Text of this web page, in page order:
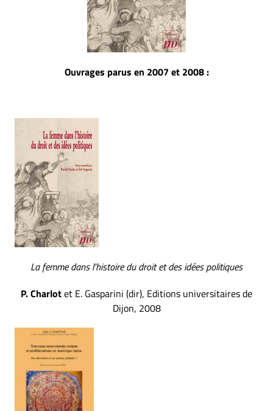
Ouvrages parus en 2007 et 2008 :
La femme dans l’histoire du droit et des idées politiques
P. Charlotet E. Gasparini (dir), Editions universitaires de
Dijon, 2008